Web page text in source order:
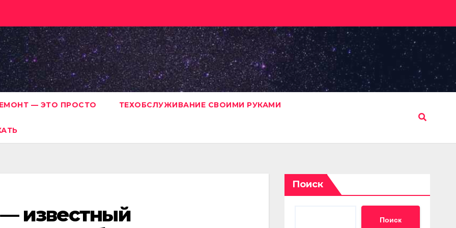
— ЭТО ПРОСТО ТЕХОБСЛУЖИВАНИЕ СВОИМИ РУКАМИ
известный
Поиск
Поиск